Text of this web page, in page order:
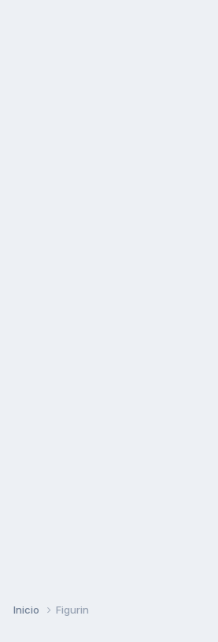
Inicio Figurin